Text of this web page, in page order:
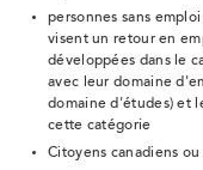
personnes sans
visent un retour en
développées dans le
avec leur domaine
domaine d'études) et
cette catégorie
Citoyens canadiens